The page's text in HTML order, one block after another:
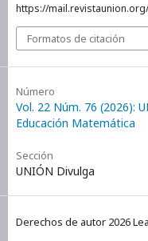
https://
Formatos de citación
Número
Vol. 22 Núm. 76 (2026):
Educación Matemática
Sección
UNIÓN Divulga
Derechos de autor 2026